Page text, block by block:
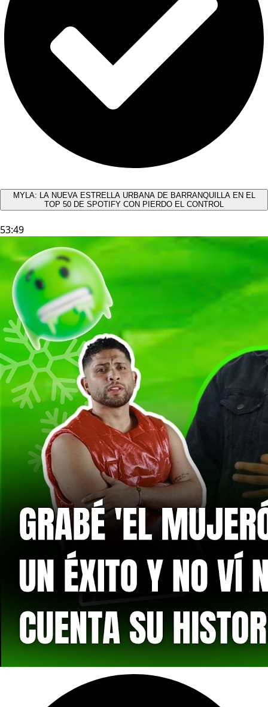
MYLA: LA NUEVA ESTRELLA URBANA DE BARRANQUILLA EN EL
TOP 50 DE SPOTIFY CON PIERDO EL CONTROL
53:49